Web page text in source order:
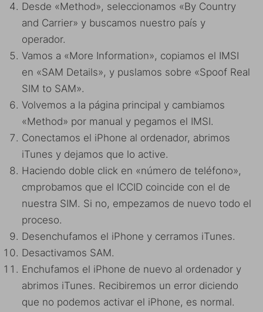
Desde «Method», seleccionamos «By Country
and Carrier» y buscamos nuestro país y
operador.
Vamos a «More Information», copiamos el IMSI
en «SAM Details», y puslamos sobre «Spoof Real
SIM to SAM».
Volvemos a la página principal y cambiamos
«Method» por manual y pegamos el IMSI.
Conectamos el iPhone al ordenador, abrimos
iTunes y dejamos que lo active.
Haciendo doble click en «número de teléfono»,
cmprobamos que el ICCID coincide con el de
nuestra SIM. Si no, empezamos de nuevo todo el
proceso.
Desenchufamos el iPhone y cerramos iTunes.
Desactivamos SAM.
Enchufamos el iPhone de nuevo al ordenador y
abrimos iTunes. Recibiremos un error diciendo
que no podemos activar el iPhone, es normal.